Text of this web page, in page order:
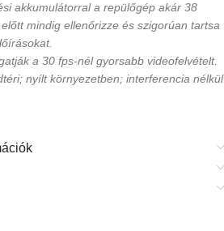
akkumulátorral a repülőgép akár 38
mindig ellenőrizze és szigorúan tartsa
a 30 fps-nél gyorsabb videofelvételt.
nyílt környezetben; interferencia nélkül